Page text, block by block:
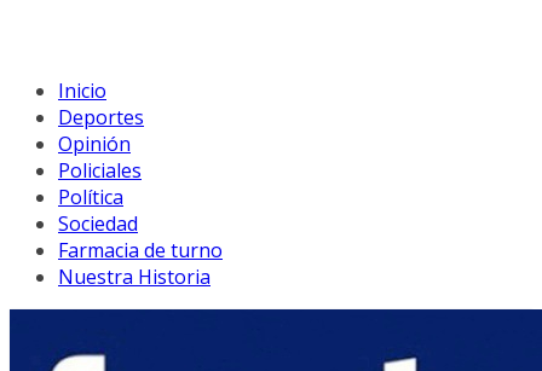
Inicio
Deportes
Opinión
Policiales
Política
Sociedad
Farmacia de turno
Nuestra Historia